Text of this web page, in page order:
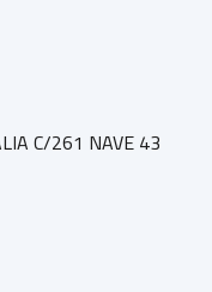
C/261 NAVE 43